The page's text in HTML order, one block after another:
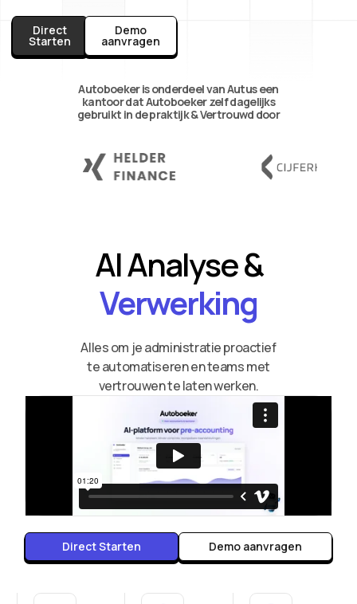
Direct
Starten
Demo
aanvragen
Autoboeker is onderdeel vanAutuseen
kantoor dat Autoboeker zelf dagelijks
gebruikt in de praktijk & Vertrouwd door
AI Analyse &
Verwerking
Alles om je administratie proactief
te automatiseren en teams met
vertrouwen te laten werken.
Direct Starten Demo aanvragen